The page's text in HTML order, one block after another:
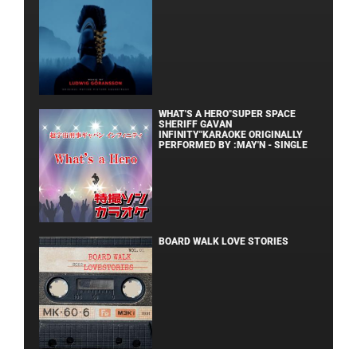
WHAT'S A HERO"SUPER SPACE
SHERIFF GAVAN
INFINITY"KARAOKE ORIGINALLY
PERFORMED BY :MAY'N - SINGLE
BOARD WALK LOVE STORIES